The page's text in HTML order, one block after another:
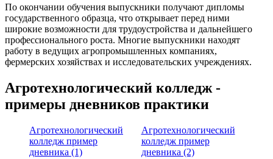
По окончании обучения выпускники получают дипломы
государственного образца, что открывает перед ними
широкие возможности для трудоустройства и дальнейшего
профессионального роста. Многие выпускники находят
работу в ведущих агропромышленных компаниях,
фермерских хозяйствах и исследовательских учреждениях.
Агротехнологический колледж -
примеры дневников практики
Агротехнологический
колледж пример
дневника (1)
Агротехнологический
колледж пример
дневника (2)